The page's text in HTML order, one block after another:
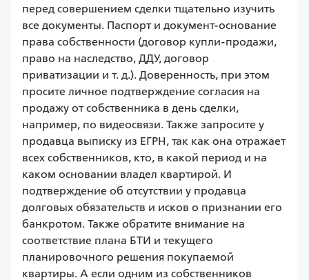
перед совершением сделки тщательно изучить
все документы. Паспорт и документ-основание
права собственности (договор купли-продажи,
право на наследство, ДДУ, договор
приватизации и т. д.). Доверенность, при этом
просите личное подтверждение согласия на
продажу от собственника в день сделки,
например, по видеосвязи. Также запросите у
продавца выписку из ЕГРН, так как она отражает
всех собственников, кто, в какой период и на
каком основании владел квартирой. И
подтверждение об отсутствии у продавца
долговых обязательств и исков о признании его
банкротом. Также обратите внимание на
соответствие плана БТИ и текущего
планировочного решения покупаемой
квартиры. А если одним из собственников